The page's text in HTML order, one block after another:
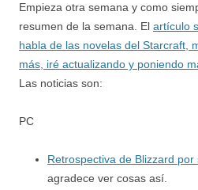
Empieza otra semana y como
resumen de la semana. El artículo
habla de las novelas del Starcraft,
más, iré actualizando y poniendo
Las noticias son:
PC
Retrospectiva de Blizzard por
agradece ver cosas así.